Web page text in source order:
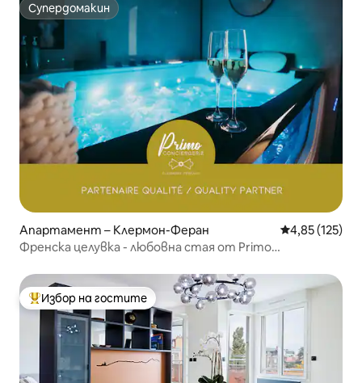
Супердомакин
Супердомакин
Апартамент – Клермон-Феран Средна
4,85 (125)
Френска целувка - любовна стая от Primo
Най-популярен избор на гостите
Избор на гостите